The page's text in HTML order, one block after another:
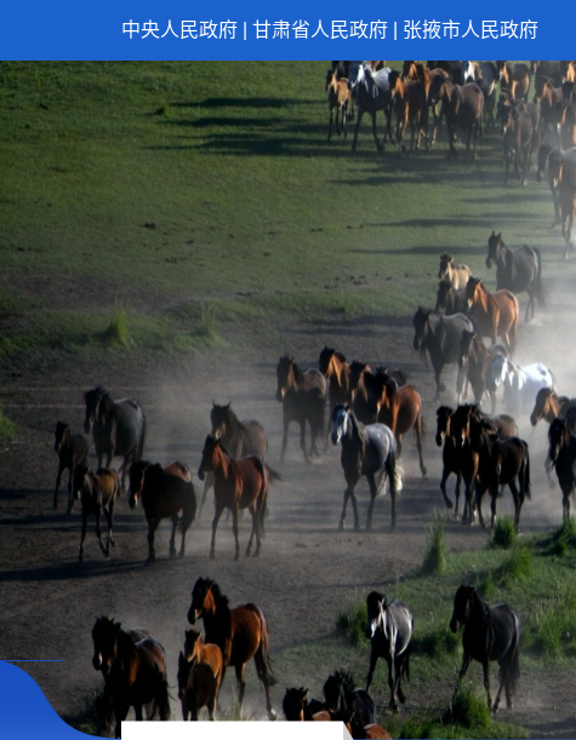
中央人民政府 甘肃省人民政府 张掖市人民政府